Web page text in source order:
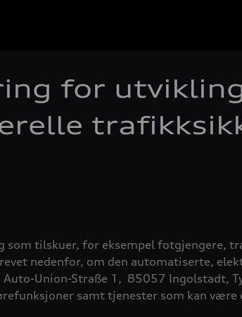
for
tilskuer, for eksempel fotgjengere,
nedenfor, om den automatiserte,
Union-Straße 1, 85057 Ingolstadt,
samt tjenester som kan